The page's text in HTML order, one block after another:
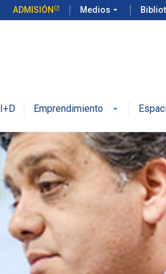
ADMISIÓN Medios arrow_drop_down
I+D Emprendimiento